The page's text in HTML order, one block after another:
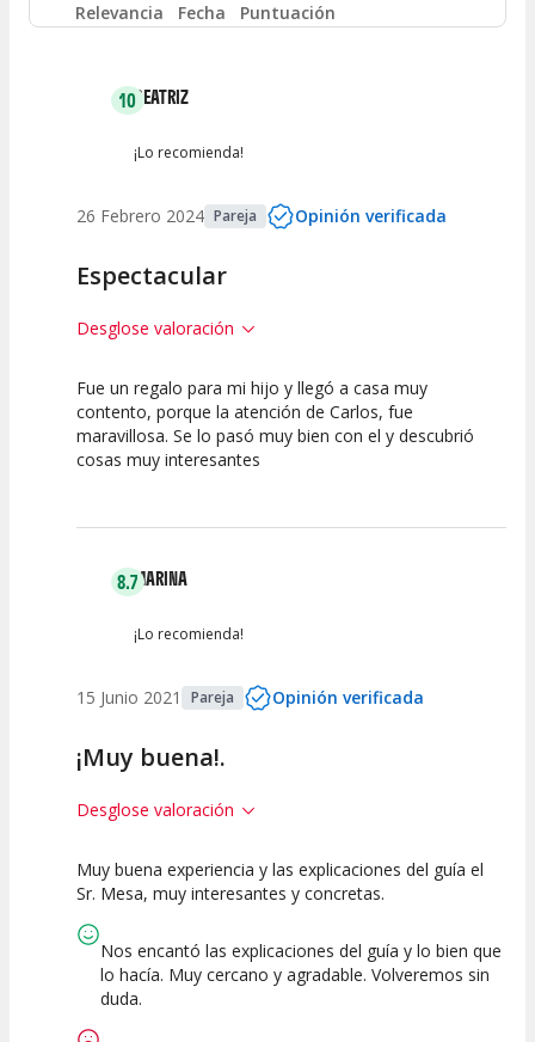
Relevancia Fecha Puntuación
10BEATRIZ
¡Lo recomienda!
26 Febrero 2024 Pareja Opinión verificada
Espectacular
Desglose valoración
10
Calidad de la
Actividad
10
Atención del
Personal /
Fue un regalo para mi hijo y llegó a casa muy
contento, porque la atención de Carlos, fue
maravillosa. Se lo pasó muy bien con el y descubrió
cosas muy interesantes
8.7MARINA
¡Lo recomienda!
15 Junio 2021 Pareja Opinión verificada
¡Muy buena!.
Desglose valoración
7.5
Actividad
10
Personal /
Guia
Muy buena experiencia y las explicaciones del guía el
Sr. Mesa, muy interesantes y concretas.
Nos encantó las explicaciones del guía y lo bien que
lo hacía. Muy cercano y agradable. Volveremos sin
duda.